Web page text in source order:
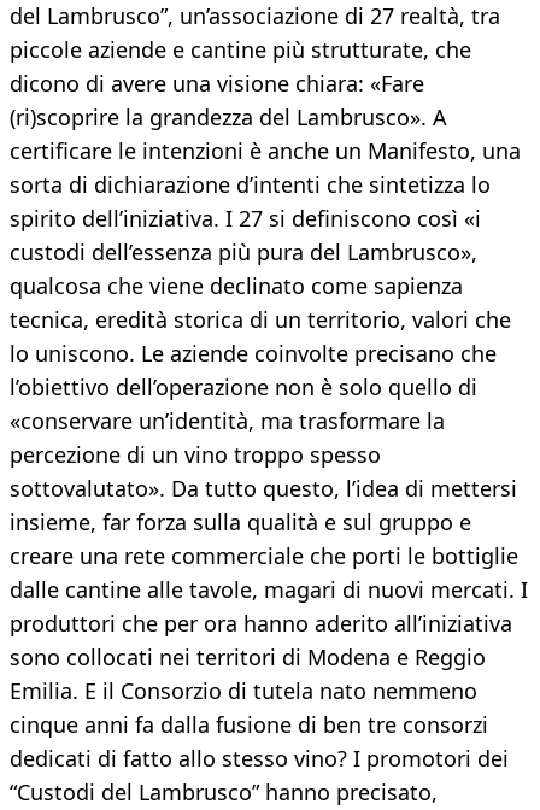
del Lambrusco”, un’associazione di 27 realtà, tra
piccole aziende e cantine più strutturate, che
dicono di avere una visione chiara: «Fare
(ri)scoprire la grandezza del Lambrusco». A
certificare le intenzioni è anche un Manifesto, una
sorta di dichiarazione d’intenti che sintetizza lo
spirito dell’iniziativa. I 27 si definiscono così «i
custodi dell’essenza più pura del Lambrusco»,
qualcosa che viene declinato come sapienza
tecnica, eredità storica di un territorio, valori che
lo uniscono. Le aziende coinvolte precisano che
l’obiettivo dell’operazione non è solo quello di
«conservare un’identità, ma trasformare la
percezione di un vino troppo spesso
sottovalutato». Da tutto questo, l’idea di mettersi
insieme, far forza sulla qualità e sul gruppo e
creare una rete commerciale che porti le bottiglie
dalle cantine alle tavole, magari di nuovi mercati. I
produttori che per ora hanno aderito all’iniziativa
sono collocati nei territori di Modena e Reggio
Emilia. E il Consorzio di tutela nato nemmeno
cinque anni fa dalla fusione di ben tre consorzi
dedicati di fatto allo stesso vino? I promotori dei
“Custodi del Lambrusco” hanno precisato,